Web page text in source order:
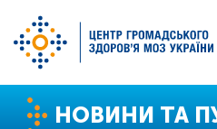
Перейти
НОВИНИ ТА